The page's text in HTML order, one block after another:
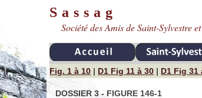
Sassag
Société des Amis de Saint-Sylvestre
Fig. 1 à 10 | D1 Fig 11 à 30 | D1 Fig 31
DOSSIER 3 - FIGURE 146-1